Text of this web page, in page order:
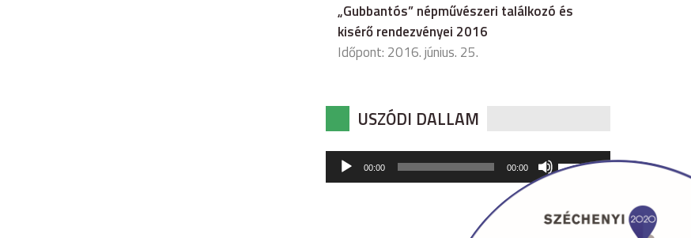
„Gubbantós” népművészeri találkozó és
kisérő rendezvényei 2016
Időpont: 2016. június. 25.
USZÓDI DALLAM
Audió
lejátszó
00:00 00:00
hangerő
csökkentéséhez